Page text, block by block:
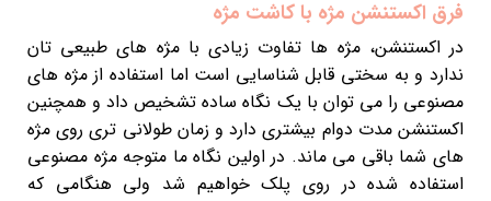
فرق اکستنشن مژه با کاشت مژه
در اکستنشن، مژه ها تفاوت زیادی با مژه های طبیعی تان
ندارد و به سختی قابل شناسایی است اما استفاده از مژه های
مصنوعی را می توان با یک نگاه ساده تشخیص داد و همچنین
اکستنشن مدت دوام بیشتری دارد و زمان طولانی تری روی مژه
های شما باقی می ماند. در اولین نگاه ما متوجه مژه مصنوعی
استفاده شده در روی پلک خواهیم شد ولی هنگامی که